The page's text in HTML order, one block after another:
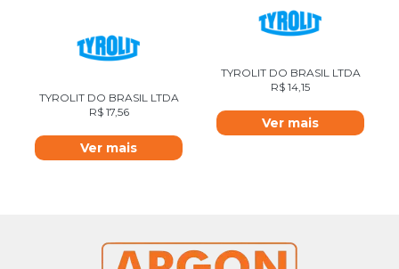
TYROLIT DO BRASIL LTDA
R$17,56
Ver mais
TYROLIT DO BRASIL LTDA
R$ 14,15
Ver mais